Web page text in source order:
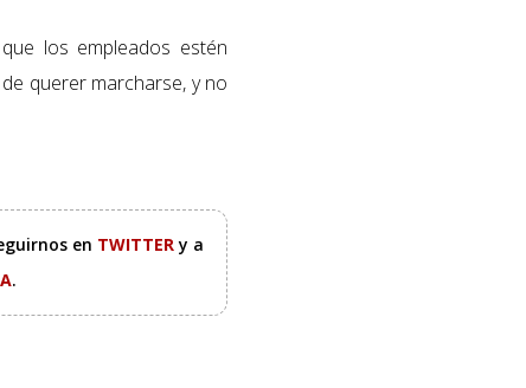
los empleados estén
querer marcharse, y no
en TWITTERy a
.